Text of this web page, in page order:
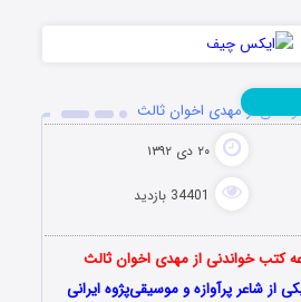
۲۰ دی ۱۳۹۲
34401 بازدید
کتب خواندنی از مهدی اخوان ثالث